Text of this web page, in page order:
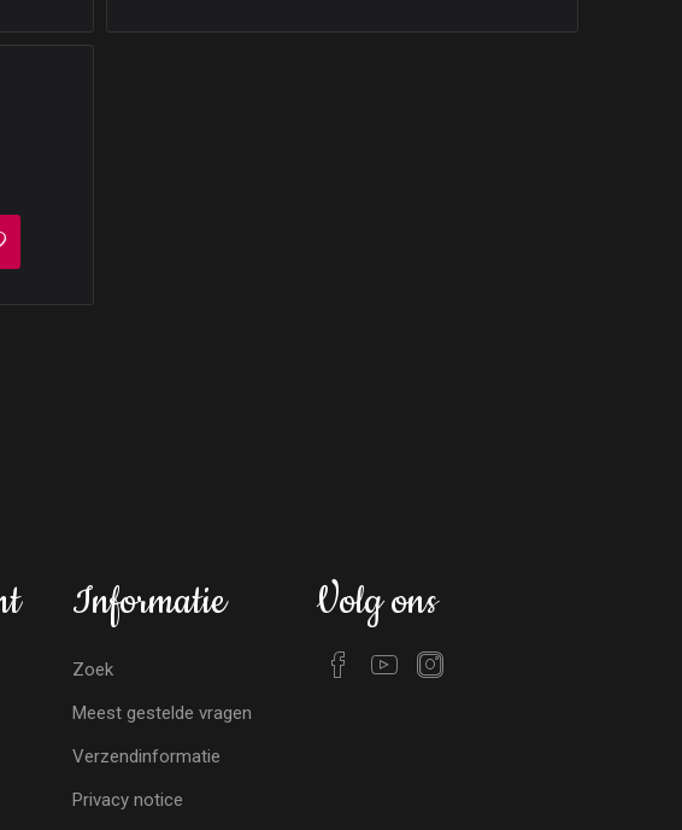
Informatie
Zoek
Meest gestelde vragen
Verzendinformatie
Privacy notice
Volg ons